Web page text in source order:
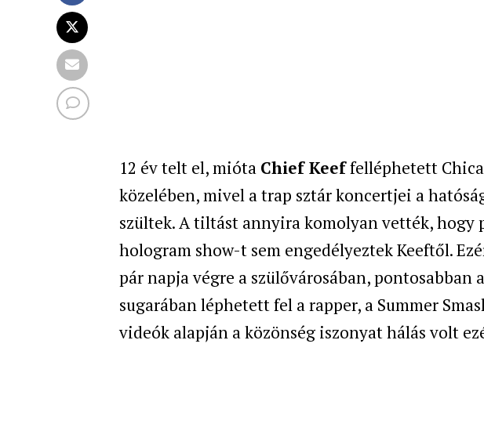
12 év telt el, mióta Chief Keeffelléphetett
közelében, mivel a trap sztár koncertjei a
szültek. A tiltást annyira komolyan vették, hogy
hologram show-t sem engedélyeztek Keeftől.
pár napja végre a szülővárosában, pontosabban
sugarában léphetett fel a rapper, a Summer
videók alapján a közönség iszonyat hálás volt